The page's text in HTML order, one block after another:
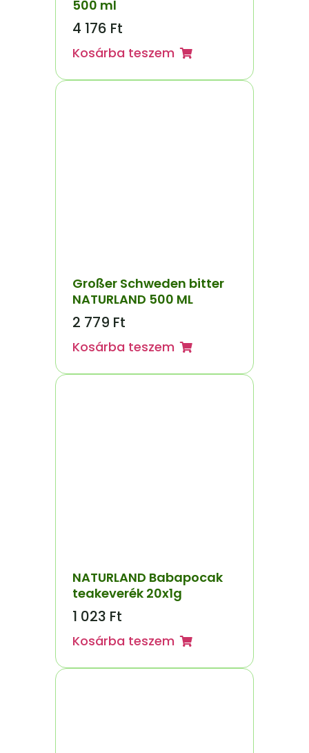
500 ml
4 176 Ft
Kosárba teszem
Großer Schweden bitter
NATURLAND 500 ML
2 779 Ft
Kosárba teszem
NATURLAND Babapocak
teakeverék 20x1g
1 023 Ft
Kosárba teszem